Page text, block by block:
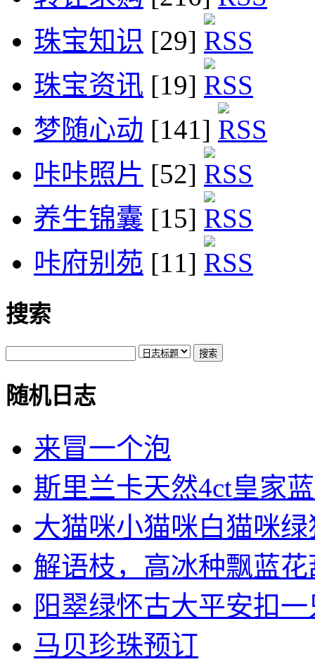
珠宝知识 [29]
珠宝资讯 [19]
梦随心动 [141]
咔咔照片 [52]
养生锦囊 [15]
咔府别苑 [11]
搜索
随机日志
来冒一个泡
斯里兰卡天然4ct皇家
大猫咪小猫咪白猫咪绿
解语枝，高冰种飘蓝花
阳翠绿怀古大平安扣一
马贝珍珠预订